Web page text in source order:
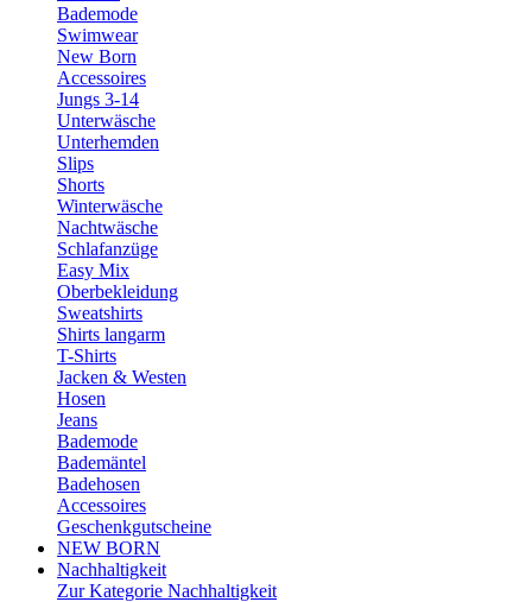
Bademode
Swimwear
New Born
Accessoires
Jungs 3-14
Unterwäsche
Unterhemden
Slips
Shorts
Winterwäsche
Nachtwäsche
Schlafanzüge
Easy Mix
Oberbekleidung
Sweatshirts
Shirts langarm
T-Shirts
Jacken & Westen
Hosen
Jeans
Bademode
Bademäntel
Badehosen
Accessoires
Geschenkgutscheine
NEW BORN
Nachhaltigkeit
Zur Kategorie Nachhaltigkeit